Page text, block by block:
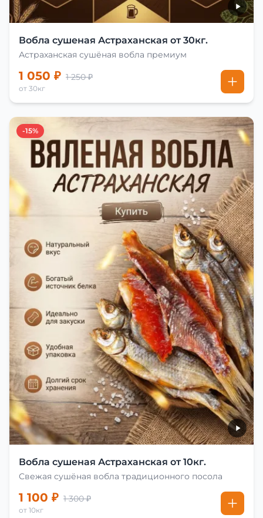
Вобла сушеная Астраханская от 30кг.
Астраханская сушёная вобла премиум
1 050 ₽ 1 250 ₽
от 30кг
-15%
Вобла сушеная Астраханская от 10кг.
Свежая сушёная вобла традиционного посола
1 100 ₽ 1 300 ₽
от 10кг